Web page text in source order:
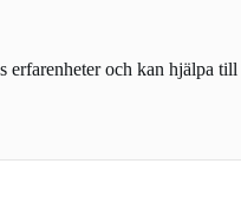
och kan hjälpa